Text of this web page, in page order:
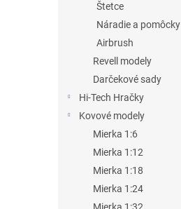
Štetce
Náradie a pomôcky
Airbrush
Revell modely
Darčekové sady
Hi-Tech Hračky
Kovové modely
Mierka 1:6
Mierka 1:12
Mierka 1:18
Mierka 1:24